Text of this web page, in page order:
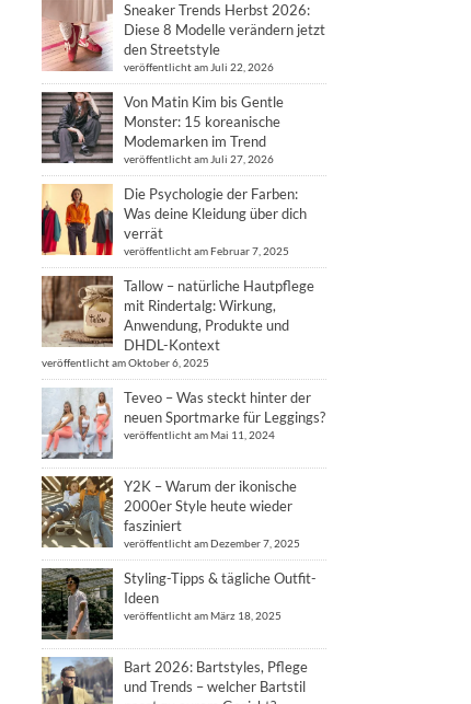
Sneaker Trends Herbst 2026:
Diese 8 Modelle verändern jetzt
den Streetstyle
veröffentlicht am Juli 22, 2026
Von Matin Kim bis Gentle
Monster: 15 koreanische
Modemarken im Trend
veröffentlicht am Juli 27, 2026
Die Psychologie der Farben:
Was deine Kleidung über dich
verrät
veröffentlicht am Februar 7, 2025
Tallow – natürliche Hautpflege
mit Rindertalg: Wirkung,
Anwendung, Produkte und
DHDL-Kontext
veröffentlicht am Oktober 6, 2025
Teveo – Was steckt hinter der
neuen Sportmarke für Leggings?
veröffentlicht am Mai 11, 2024
Y2K – Warum der ikonische
2000er Style heute wieder
fasziniert
veröffentlicht am Dezember 7, 2025
Styling-Tipps & tägliche Outfit-
Ideen
veröffentlicht am März 18, 2025
Bart 2026: Bartstyles, Pflege
und Trends – welcher Bartstil